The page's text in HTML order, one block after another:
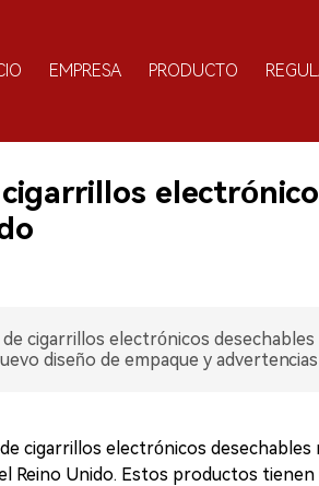
EMPRESA PRODUCTO
cigarrillos electrónicos
diseño de empaque y advertencias
cigarrillos electrónicos desechables
Reino Unido. Estos productos